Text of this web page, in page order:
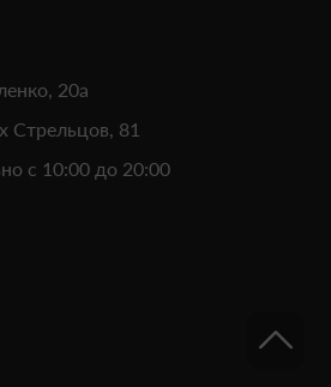
20а
Стрельцов, 81
с 10:00 до 20:00